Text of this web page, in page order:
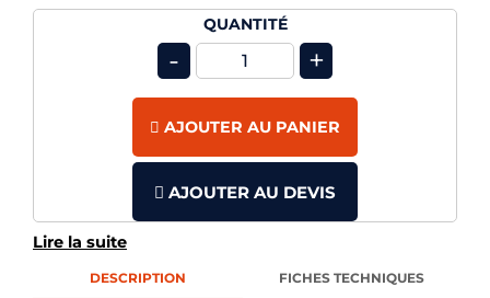
Lire la suite
QUANTITÉ
- +
AJOUTER AU PANIER
AJOUTER AU DEVIS
DESCRIPTION FICHES TECHNIQUES